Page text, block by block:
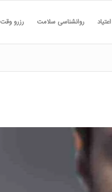
اعتیاد روانشناسی سلامت رزرو